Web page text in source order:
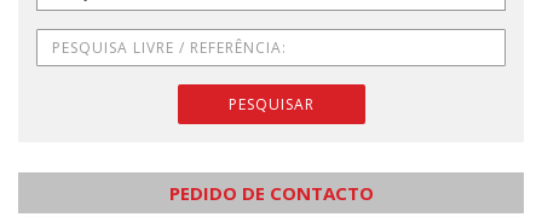
PESQUISAR
PEDIDO DE CONTACTO